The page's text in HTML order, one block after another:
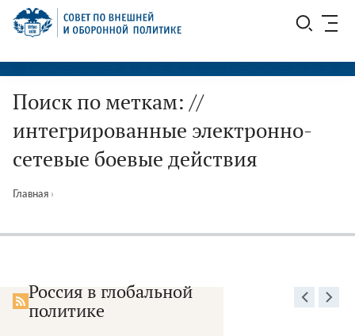
Перейти
СВОП
Поиск по меткам: //
интегрированные электронно-
сетевые боевые действия
Главная ›
Россия в глобальной
политике